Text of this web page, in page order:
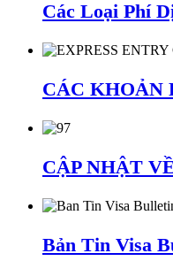
Các Loại Phí
CÁC KHOẢN
CẬP NHẬT
Bản Tin Visa